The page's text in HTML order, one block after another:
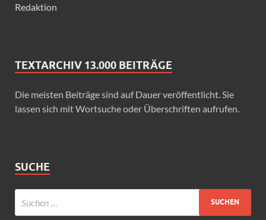
Redaktion
TEXTARCHIV 13.000 BEITRÄGE
Die meisten Beiträge sind auf Dauer veröffentlicht. Sie
lassen sich mit Wortsuche oder Überschriften aufrufen.
SUCHE